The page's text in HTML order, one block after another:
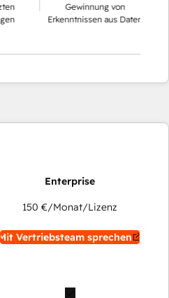
Gewinnung von
Erkenntnissen aus Daten
150 €/Monat/Lizenz
Mit Vertriebsteam sprechen